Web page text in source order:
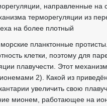
направленные
терморегуляции из
на более плотный
планктонные
клетки, поэтому для
плавучести. Этот
2). Какой из
увеличить свою
мионем, работающее на